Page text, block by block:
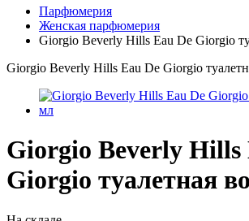
Парфюмерия
Женская парфюмерия
Giorgio Beverly Hills Eau De Giorgio
Giorgio Beverly Hills Eau De Giorgio
Giorgio Beverly Hills
Giorgio туалетная